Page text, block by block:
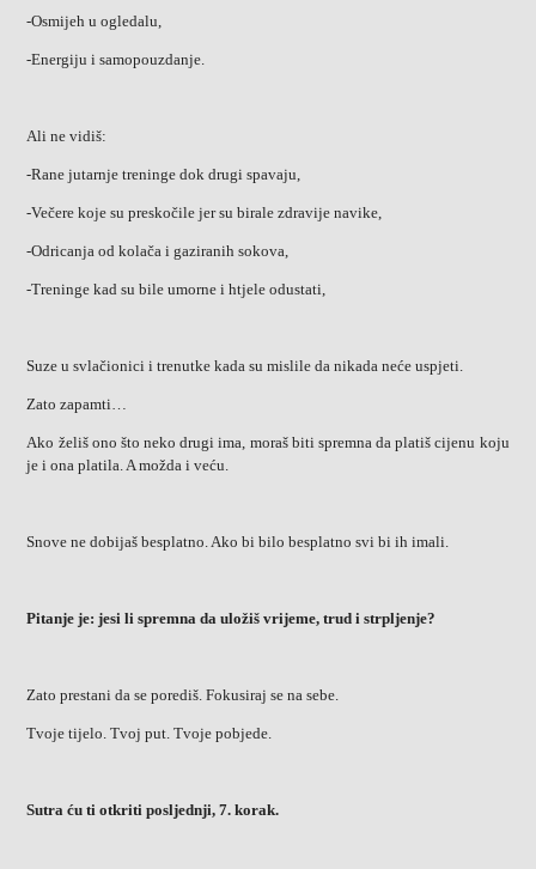
-Osmijeh u ogledalu,
-Energiju i samopouzdanje.
Ali ne vidiš:
-Rane jutarnje treninge dok drugi spavaju,
-Večere koje su preskočile jer su birale zdravije navike,
-Odricanja od kolača i gaziranih sokova,
-Treninge kad su bile umorne i htjele odustati,
Suze u svlačionici i trenutke kada su mislile da nikada neće uspjeti.
Zato zapamti…
Ako želiš ono što neko drugi ima, moraš biti spremna da platiš cijenu koju
je i ona platila. A možda i veću.
Snove ne dobijaš besplatno. Ako bi bilo besplatno svi bi ih imali.
Pitanje je: jesi li spremna da uložiš vrijeme, trud i strpljenje?
Zato prestani da se porediš. Fokusiraj se na sebe.
Tvoje tijelo. Tvoj put. Tvoje pobjede.
Sutra ću ti otkriti posljednji, 7. korak.